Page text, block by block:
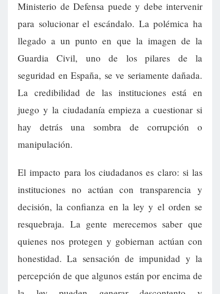
Ministerio de Defensa puede y debe intervenir
para solucionar el escándalo. La polémica ha
llegado a un punto en que la imagen de la
Guardia Civil, uno de los pilares de la
seguridad en España, se ve seriamente dañada.
La credibilidad de las instituciones está en
juego y la ciudadanía empieza a cuestionar si
hay detrás una sombra de corrupción o
manipulación.
El impacto para los ciudadanos es claro: si las
instituciones no actúan con transparencia y
decisión, la confianza en la ley y el orden se
resquebraja. La gente merecemos saber que
quienes nos protegen y gobiernan actúan con
honestidad. La sensación de impunidad y la
percepción de que algunos están por encima de